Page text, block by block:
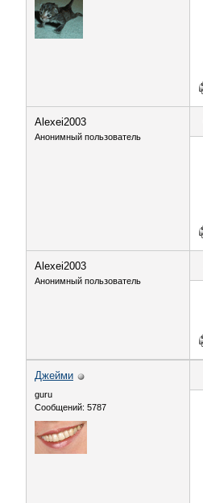
Alexei2003
Анонимный пользователь
Alexei2003
Анонимный пользователь
Джейми
guru
Сообщений: 5787